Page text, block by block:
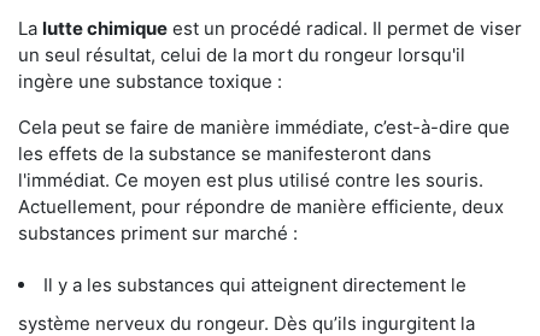
La lutte chimique est un procédé radical. Il permet de viser
un seul résultat, celui de la mort du rongeur lorsqu'il
ingère une substance toxique :
Cela peut se faire de manière immédiate, c’est-à-dire que
les effets de la substance se manifesteront dans
l'immédiat. Ce moyen est plus utilisé contre les souris.
Actuellement, pour répondre de manière efficiente, deux
substances priment sur marché :
Il y a les substances qui atteignent directement le
système nerveux du rongeur. Dès qu’ils ingurgitent la